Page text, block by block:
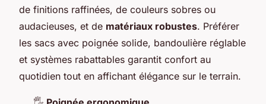
de finitions raffinées, de couleurs sobres ou
audacieuses, et de matériaux robustes. Préférer
les sacs avec poignée solide, bandoulière réglable
et systèmes rabattables garantit confort au
quotidien tout en affichant élégance sur le terrain.